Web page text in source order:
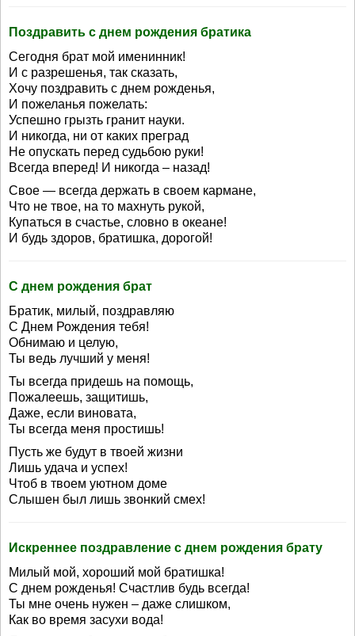
Поздравить с днем рождения братика
Сегодня брат мой именинник!
И с разрешенья, так сказать,
Хочу поздравить с днем рожденья,
И пожеланья пожелать:
Успешно грызть гранит науки.
И никогда, ни от каких преград
Не опускать перед судьбою руки!
Всегда вперед! И никогда – назад!
Свое — всегда держать в своем кармане,
Что не твое, на то махнуть рукой,
Купаться в счастье, словно в океане!
И будь здоров, братишка, дорогой!
С днем рождения брат
Братик, милый, поздравляю
С Днем Рождения тебя!
Обнимаю и целую,
Ты ведь лучший у меня!
Ты всегда придешь на помощь,
Пожалеешь, защитишь,
Даже, если виновата,
Ты всегда меня простишь!
Пусть же будут в твоей жизни
Лишь удача и успех!
Чтоб в твоем уютном доме
Слышен был лишь звонкий смех!
Искреннее поздравление с днем рождения брату
Милый мой, хороший мой братишка!
С днем рожденья! Счастлив будь всегда!
Ты мне очень нужен – даже слишком,
Как во время засухи вода!